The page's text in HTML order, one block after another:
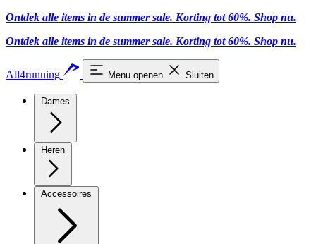
Ontdek alle items in de summer sale. Korting tot 60%. Shop nu.
Ontdek alle items in de summer sale. Korting tot 60%. Shop nu.
All4running Menu openen Sluiten
Dames
Heren
Accessoires